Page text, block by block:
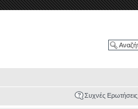
Συχνές Ερωτήσεις